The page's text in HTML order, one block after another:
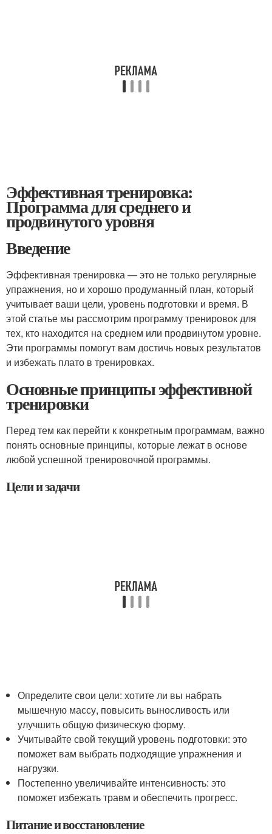
Эффективная тренировка:
Программа для среднего и
продвинутого уровня
Введение
Эффективная тренировка — это не только регулярные
упражнения, но и хорошо продуманный план, который
учитывает ваши цели, уровень подготовки и время. В
этой статье мы рассмотрим программу тренировок для
тех, кто находится на среднем или продвинутом уровне.
Эти программы помогут вам достичь новых результатов
и избежать плато в тренировках.
Основные принципы эффективной
тренировки
Перед тем как перейти к конкретным программам, важно
понять основные принципы, которые лежат в основе
любой успешной тренировочной программы.
Цели и задачи
Определите свои цели: хотите ли вы набрать
мышечную массу, повысить выносливость или
улучшить общую физическую форму.
Учитывайте свой текущий уровень подготовки: это
поможет вам выбрать подходящие упражнения и
нагрузки.
Постепенно увеличивайте интенсивность: это
поможет избежать травм и обеспечить прогресс.
Питание и восстановление